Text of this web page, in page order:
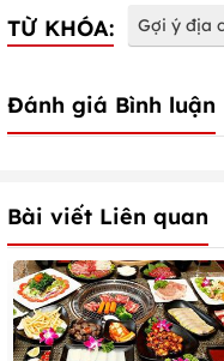
TỪ KHÓA: Gợi ý địa
Đánh giá Bình luận
Bài viết Liên quan